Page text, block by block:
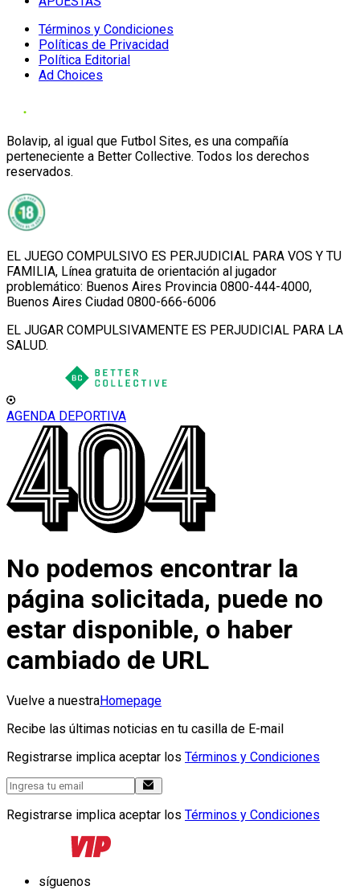
Términos y Condiciones
Políticas de Privacidad
Política Editorial
Ad Choices
Bolavip, al igual que Futbol Sites, es una compañía
perteneciente a Better Collective. Todos los derechos
reservados.
EL JUEGO COMPULSIVO ES PERJUDICIAL PARA VOS Y TU
FAMILIA, Línea gratuita de orientación al jugador
problemático: Buenos Aires Provincia 0800-444-4000,
Buenos Aires Ciudad 0800-666-6006
EL JUGAR COMPULSIVAMENTE ES PERJUDICIAL PARA LA
SALUD.
AGENDA DEPORTIVA
No podemos encontrar la
página solicitada, puede no
estar disponible, o haber
cambiado de URL
Vuelve a nuestraHomepage
Recibe las últimas noticias en tu casilla de E-mail
Registrarse implica aceptar los Términos y Condiciones
Registrarse implica aceptar los Términos y Condiciones
síguenos